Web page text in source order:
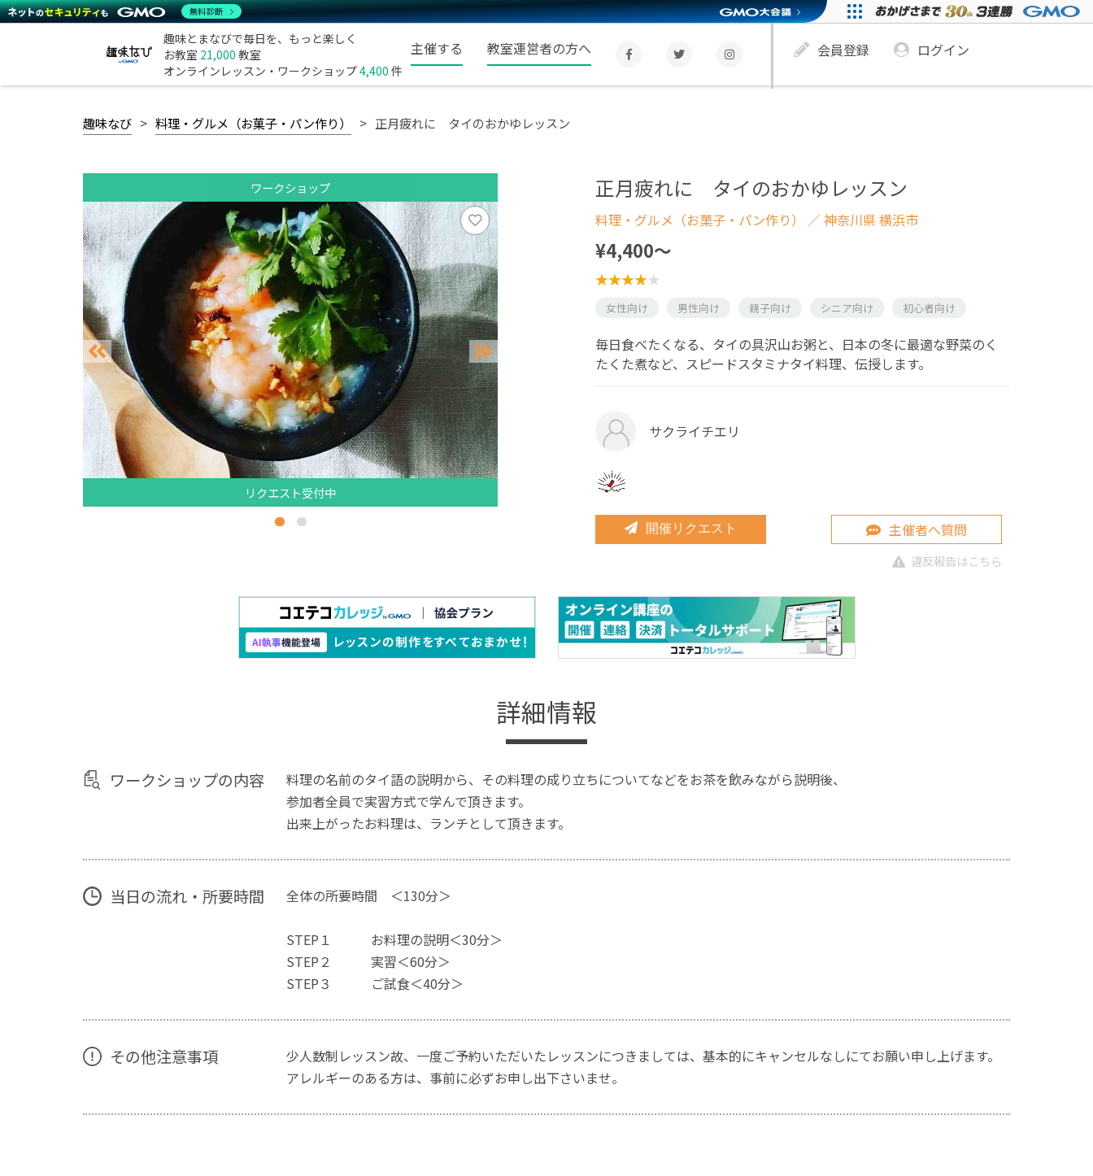
趣味とまなびで毎日を、もっと楽しく
お教室 21,000 教室
オンラインレッスン・ワークショップ4,400 件
主催する 教室運営者の方へ 会員登録 ログイン
趣味なび 料理・グルメ（お菓子・パン作り） 正月疲れに タイのおかゆレッスン
ワークショップ
リクエスト受付中
正月疲れに タイのおかゆレッスン
料理・グルメ（お菓子・パン作り） ／ 神奈川県 横浜市
¥4,400〜
女性向け 男性向け 親子向け シニア向け 初心者向け
毎日食べたくなる、タイの具沢山お粥と、日本の冬に最適な野菜のく
たくた煮など、スピードスタミナタイ料理、伝授します。
サクライチエリ
開催リクエスト 主催者へ質問
違反報告はこちら
詳細情報
ワークショップの内容
料理の名前のタイ語の説明から、その料理の成り立ちについてなどをお茶を飲みながら説明後、
参加者全員で実習方式で学んで頂きます。
出来上がったお料理は、ランチとして頂きます。
当日の流れ・所要時間 全体の所要時間 ＜130分＞
STEP１ お料理の説明＜30分＞
STEP２ 実習＜60分＞
STEP３ ご試食＜40分＞
その他注意事項
少人数制レッスン故、一度ご予約いただいたレッスンにつきましては、基本的にキャンセルなしにてお願い申し上げます。
アレルギーのある方は、事前に必ずお申し出下さいませ。
無料診断